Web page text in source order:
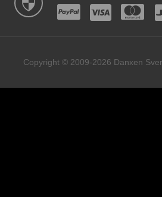
Copyright © 2009-2026 Danxen